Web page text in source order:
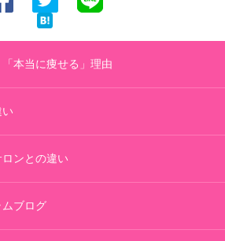
「本当に痩せる」理由
ンとの違い
ブログ